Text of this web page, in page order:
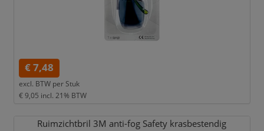
€ 7,48
excl. BTW per Stuk
€ 9,05 incl. 21% BTW
Ruimzichtbril 3M anti-fog Safety krasbestendig